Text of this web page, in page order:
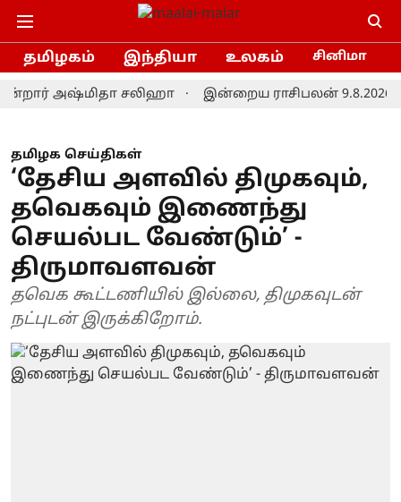
தமிழகம் இந்தியா உலகம் சினிமா
அஷ்மிதா சலிஹா இன்றைய ராசிபலன் 9.8.2026:
தமிழக செய்திகள்
‘தேசிய அளவில் திமுகவும்,
தவெகவும் இணைந்து
செயல்பட வேண்டும்’ -
திருமாவளவன்
தவெக கூட்டணியில் இல்லை, திமுகவுடன்
நட்புடன் இருக்கிறோம்.